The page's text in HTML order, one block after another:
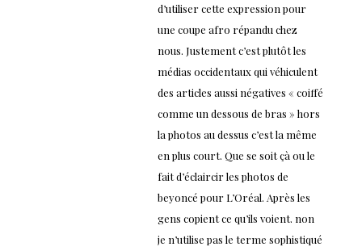
d’utiliser cette expression pour
une coupe afro répandu chez
nous. Justement c’est plutôt les
médias occidentaux qui véhiculent
des articles aussi négatives « coiffé
comme un dessous de bras » hors
la photos au dessus c’est la même
en plus court. Que se soit çà ou le
fait d’éclaircir les photos de
beyoncé pour L’Oréal. Après les
gens copient ce qu’ils voient. non
je n’utilise pas le terme sophistiqué